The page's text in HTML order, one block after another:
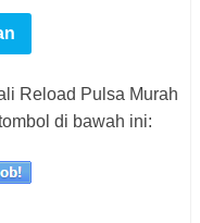
Reload Pulsa Murah
di bawah ini: